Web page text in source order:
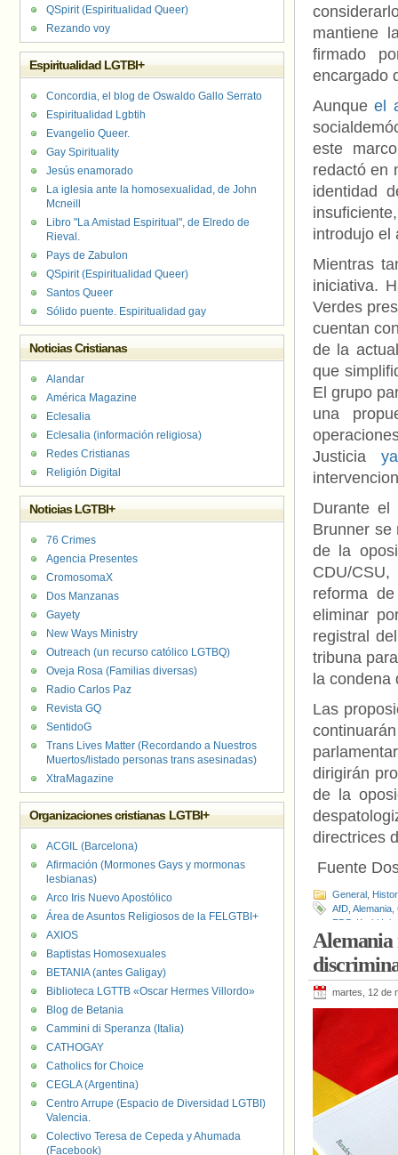
mantiene
firmado
encargado
Aunqueel
este
redactó en
identidad
introdujo el
Mientras
iniciativa.
Verdes
cuentan
de la
que
El grupo
una
Justicia
Durante el
Brunner se
de la
CDU/
reforma
eliminar
registral
tribuna
la
Las
dirigirán
de la
directrices
Fuente
General
AfD Alemania
FDP Karl-
Constitucional
martes, 12 de
QSpirit (Espiritualidad Queer)
Rezando voy
Espiritualidad LGTBI+
Concordia, el blog de Oswaldo Gallo Serrato
Espiritualidad Lgbtih
Evangelio Queer.
Gay Spirituality
Jesús enamorado
La iglesia ante la homosexualidad, de John
Mcneill
Libro "La Amistad Espiritual", de Elredo de
Rieval.
Pays de Zabulon
QSpirit (Espiritualidad Queer)
Santos Queer
Sólido puente. Espiritualidad gay
Noticias Cristianas
Alandar
América Magazine
Eclesalia
Eclesalia (información religiosa)
Redes Cristianas
Religión Digital
Noticias LGTBI+
76 Crimes
Agencia Presentes
CromosomaX
Dos Manzanas
Gayety
New Ways Ministry
Outreach (un recurso católico LGTBQ)
Oveja Rosa (Familias diversas)
Radio Carlos Paz
Revista GQ
SentidoG
Trans Lives Matter (Recordando a Nuestros
Muertos/listado personas trans asesinadas)
XtraMagazine
Organizaciones cristianas LGTBI+
ACGIL (Barcelona)
Afirmación (Mormones Gays y mormonas
lesbianas)
Arco Iris Nuevo Apostólico
Área de Asuntos Religiosos de la FELGTBI+
AXIOS
Baptistas Homosexuales
BETANIA (antes Galigay)
Biblioteca LGTTB «Oscar Hermes Villordo»
Blog de Betania
Cammini di Speranza (Italia)
CATHOGAY
Catholics for Choice
CEGLA (Argentina)
Centro Arrupe (Espacio de Diversidad LGTBI)
Valencia.
Colectivo Teresa de Cepeda y Ahumada
(Facebook)